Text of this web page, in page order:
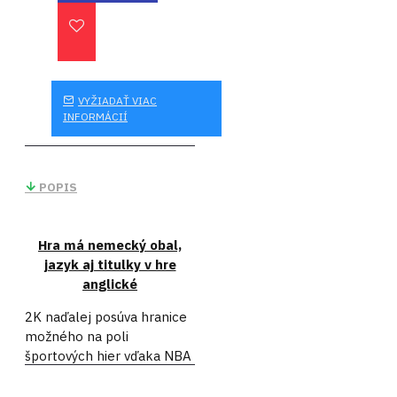
VYŽIADAŤ VIAC
INFORMÁCIÍ
POPIS
Hra má nemecký obal,
jazyk aj titulky v hre
anglické
2K naďalej posúva hranice
možného na poli
športových hier vďaka NBA